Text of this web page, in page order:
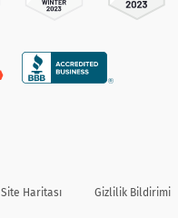
Site Haritası Gizlilik Bildirimi